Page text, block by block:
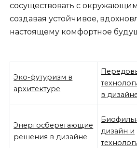
сосуществовать с
создавая устойчивое,
настоящему комфортное
Эко-футуризм в
архитектуре
в
Энергосберегающие
решения в дизайне
дизайн и